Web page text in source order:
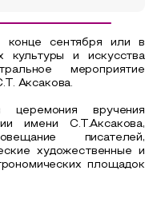
конце сентября или в
культуры и искусства
мероприятие
Аксакова.
церемония вручения
имени С.Т.Аксакова,
писателей,
художественные и
площадок